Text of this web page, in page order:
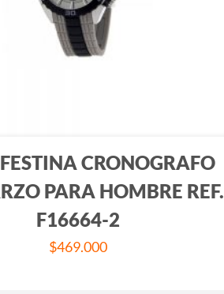
CRONOGRAFO
PARA HOMBRE REF.
F16664-2
$469.000